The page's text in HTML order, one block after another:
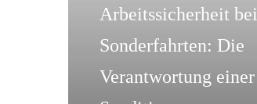
Arbeitssicherheit bei
Sonderfahrten: Die
Verantwortung einer